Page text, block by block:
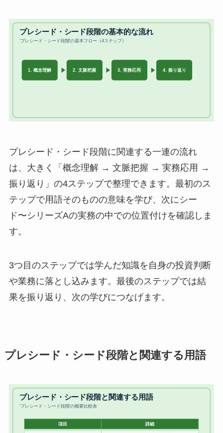
プレシード・シード段階に関連する一連の流れ
は、大きく「概念理解 → 文脈把握 → 実務応用 →
振り返り」の4ステップで整理できます。最初のス
テップで用語そのものの意味を学び、次にシー
ド〜シリーズAの実務の中での位置付けを確認しま
す。
3つ目のステップでは学んだ知識を自身の投資判断
や業務に落とし込みます。最後のステップでは結
果を振り返り、次の学びにつなげます。
プレシード・シード段階と関連する用語